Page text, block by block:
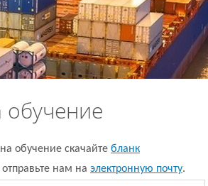
обучение
обучение скачайте бланк
нам на электронную почту